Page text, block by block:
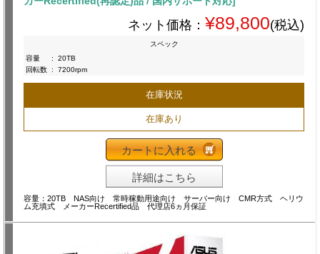
ネット価格： ¥89,800(税込)
スペック
容量
:
20TB
回転数 : 7200rpm
在庫状況
在庫あり
カートに入れる
詳細はこちら
容量：20TB NAS向け 常時稼動用途向け サーバー向け CMR方式 ヘリウ
ム充填式 メーカーRecertified品 代理店6ヵ月保証